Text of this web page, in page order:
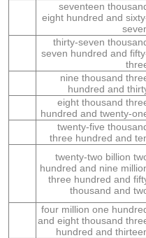
seventeen
eight hundred and
thirty-seven
seven hundred and
nine thousand
hundred and
eight thousand
hundred and twenty-
twenty-five
three hundred and
twenty-two billion
hundred and nine
three hundred and
thousand and
four million one
and eight thousand
hundred and